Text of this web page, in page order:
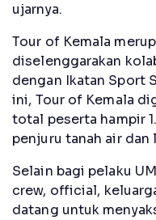
ujarnya.
Tour of Kemala
diselenggarakan
dengan Ikatan Sport
ini, Tour of Kemala
total peserta hampir
penjuru tanah air dan
Selain bagi pelaku
crew, official,
datang untuk